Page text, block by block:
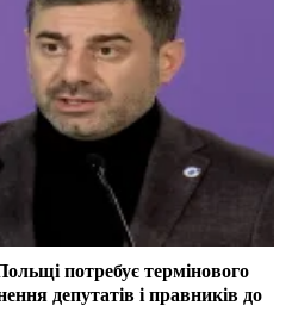
потребує термінового
депутатів і правників до